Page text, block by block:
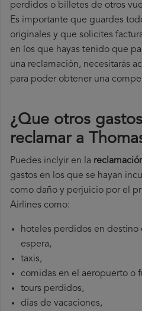
perdidos o billetes de otros
Es importante que guardes
originales y que solicites
en los que hayas tenido que
una reclamación, necesitarás
para poder obtener una
¿Que otros
reclamar a
Puedes inclyir en la
gastos en los que se hayan
como daño y perjuicio por el
Airlines como:
hoteles perdidos en destino
espera,
taxis,
comidas en el aeropuerto o
tours perdidos,
días de vacaciones,